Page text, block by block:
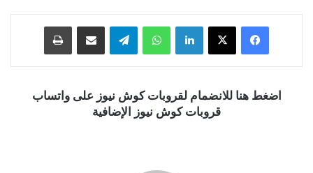
فيسبوك ‫X لينكدإن واتساب تيلقرام
اضغط هنا للانضمام لقروبات كوش نيوز على واتساب
قروبات كوش نيوز الإضافية